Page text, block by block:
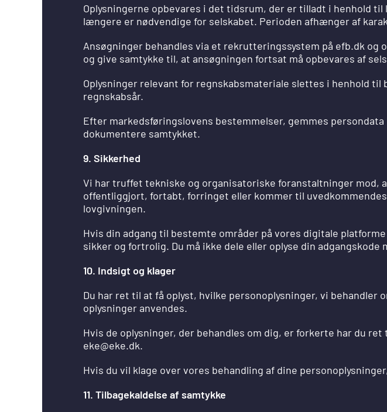
Oplysningerne opbevares i det tidsrum, der er tilladt i henhold
længere er nødvendige for selskabet. Perioden afhænger af
Ansøgninger behandles via et rekrutteringssystem på efb.dk
og give samtykke til, at ansøgningen fortsat må opbevares af
Oplysninger relevant for regnskabsmateriale slettes i henhold
regnskabsår.
Efter markedsføringslovens bestemmelser, gemmes
dokumentere samtykket.
9. Sikkerhed
Vi har truffet tekniske og organisatoriske foranstaltninger
offentliggjort, fortabt, forringet eller kommer til
lovgivningen.
Hvis din adgang til bestemte områder på vores digitale
sikker og fortrolig. Du må ikke dele eller oplyse din adgangskode
10. Indsigt og klager
Du har ret til at få oplyst, hvilke personoplysninger, vi behandler
oplysninger anvendes.
Hvis de oplysninger, der behandles om dig, er forkerte har du
eke@eke.dk.
Hvis du vil klage over vores behandling af dine
11. Tilbagekaldelse af samtykke